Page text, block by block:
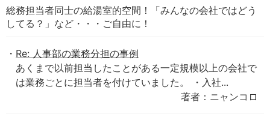
総務担当者同士の給湯室的空間！「みんなの会社ではどう
してる？」など・・・ご自由に！
Re: 人事部の業務分担の事例
あくまで以前担当したことがある一定規模以上の会社で
は業務ごとに担当者を付けていました。 ・入社...
著者：ニャンコロ